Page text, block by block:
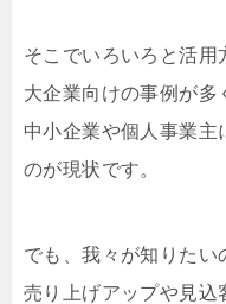
そこでいろいろと活用
大企業向けの事例が多
中小企業や個人事業主
のが現状です。
でも、我々が知りたい
売り上げアップや見込